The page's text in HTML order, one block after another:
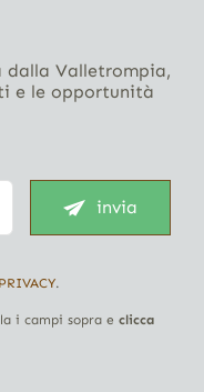
Valletrompia,
e le opportunità
invia
PRIVACY.
i campi sopra e clicca